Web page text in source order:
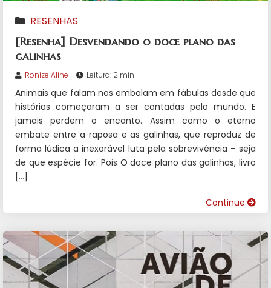
RESENHAS
[Resenha] Desvendando o doce plano das
galinhas
Ronize Aline Leitura: 2 min
Animais que falam nos embalam em fábulas desde que
histórias começaram a ser contadas pelo mundo. E
jamais perdem o encanto. Assim como o eterno
embate entre a raposa e as galinhas, que reproduz de
forma lúdica a inexorável luta pela sobrevivência – seja
de que espécie for. Pois O doce plano das galinhas, livro
[…]
Continue